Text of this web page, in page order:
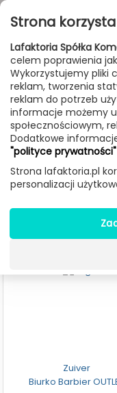
Przejdź do treści
Meble
Meble
-50%
Zuiver
Biurko Barbier
Strona
Lafaktoria Spółka
celem poprawienia
Wykorzystujemy pliki
reklam, tworzenia
reklam do potrzeb
informacje możemy
społecznościowym,
Dodatkowe
"polityce prywatności"
Strona lafaktoria.pl
personalizacji